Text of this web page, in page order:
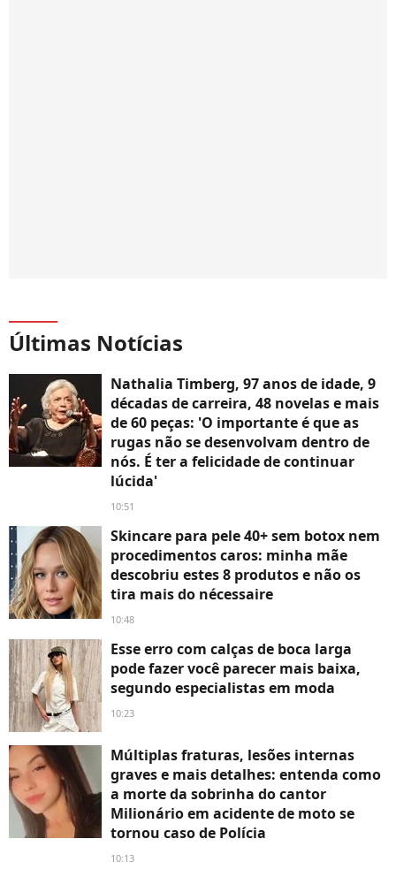
Últimas Notícias
Nathalia Timberg, 97 anos de idade, 9
décadas de carreira, 48 novelas e mais
de 60 peças: 'O importante é que as
rugas não se desenvolvam dentro de
nós. É ter a felicidade de continuar
lúcida'
10:51
Skincare para pele 40+ sem botox nem
procedimentos caros: minha mãe
descobriu estes 8 produtos e não os
tira mais do nécessaire
10:48
Esse erro com calças de boca larga
pode fazer você parecer mais baixa,
segundo especialistas em moda
10:23
Múltiplas fraturas, lesões internas
graves e mais detalhes: entenda como
a morte da sobrinha do cantor
Milionário em acidente de moto se
tornou caso de Polícia
10:13